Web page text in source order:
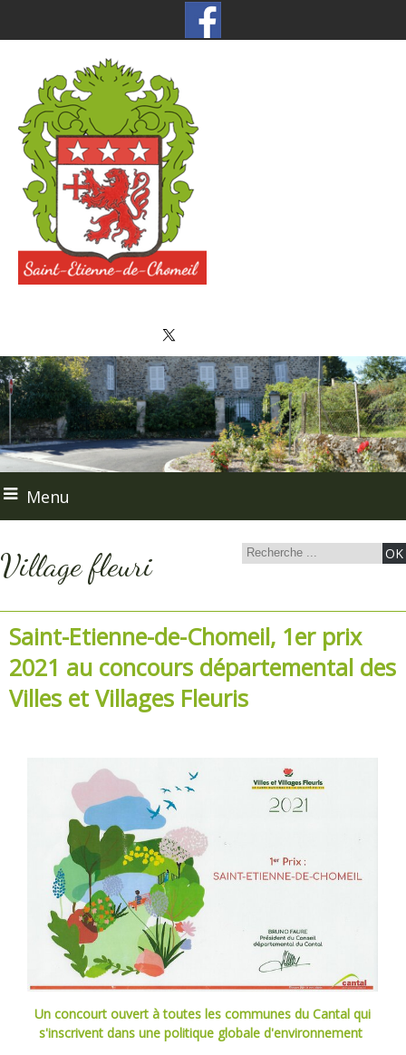
Menu
Village fleuri
Saint-Etienne-de-Chomeil, 1er prix
2021 au concours départemental des
Villes et Villages Fleuris
Un concourt ouvert à toutes les communes du Cantal qui
s'inscrivent dans une politique globale d'environnement